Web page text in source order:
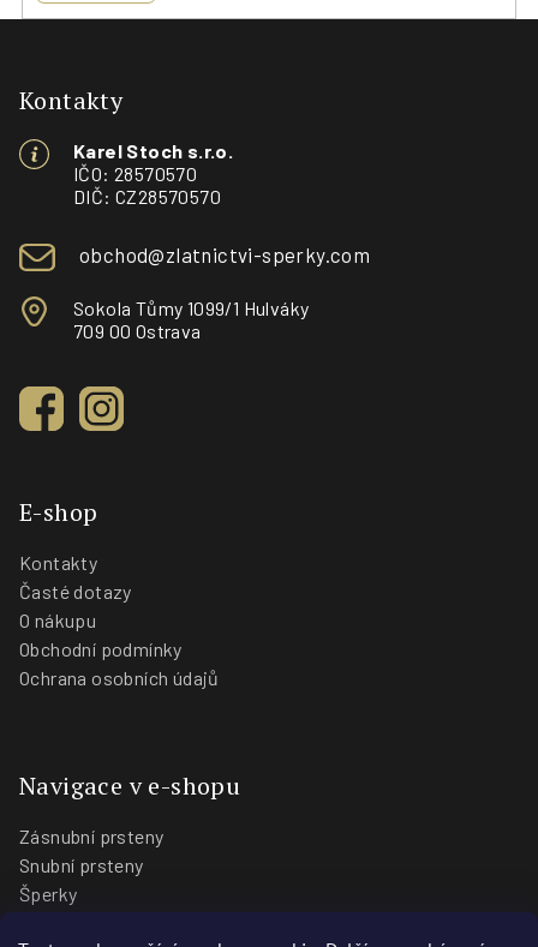
Kontakty
Karel Stoch s.r.o.
IČO: 28570570
DIČ: CZ28570570
obchod@zlatnictvi-sperky.com
Sokola Tůmy 1099/1 Hulváky
709 00 Ostrava
E-shop
Kontakty
Časté dotazy
O nákupu
Obchodní podmínky
Ochrana osobních údajů
Navigace v e-shopu
Zásnubní prsteny
Snubní prsteny
Šperky